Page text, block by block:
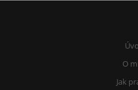
O
Jak